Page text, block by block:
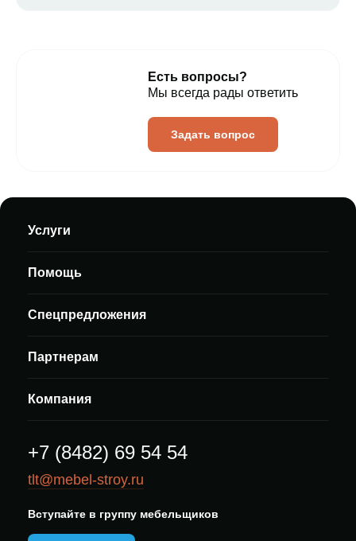
Есть вопросы?
Мы всегда рады ответить
Задать вопрос
Услуги
Помощь
Спецпредложения
Партнерам
Компания
+7 (8482) 69 54 54
tlt@mebel-stroy.ru
Вступайте в группу мебельщиков